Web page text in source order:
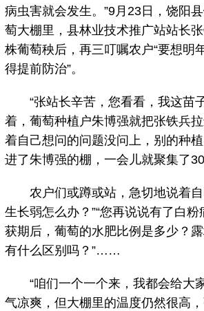
病虫害就会发生。”9月23日，饶阳
萄大棚里，县林业技术推广站站长
株葡萄秧后，再三叮嘱农户“要想明
得提前防治”。
“张站长辛苦，您看看，我这苗
着，葡萄种植户朱博强就把张铁兵
着自己想问的问题没问上，别的种
进了朱博强的棚，一会儿就聚集了30
农户们或蹲或站，急切地说着自
生长弱怎么办？”“您再说说有了白粉
获期后，葡萄的水肥比例是多少？
有什么区别吗？”……
“咱们一个一个来，我都会给大
气凉爽，但大棚里的温度仍然很高